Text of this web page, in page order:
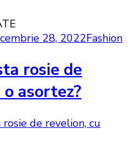
28, 2022Fashion
rosie de
asortez?